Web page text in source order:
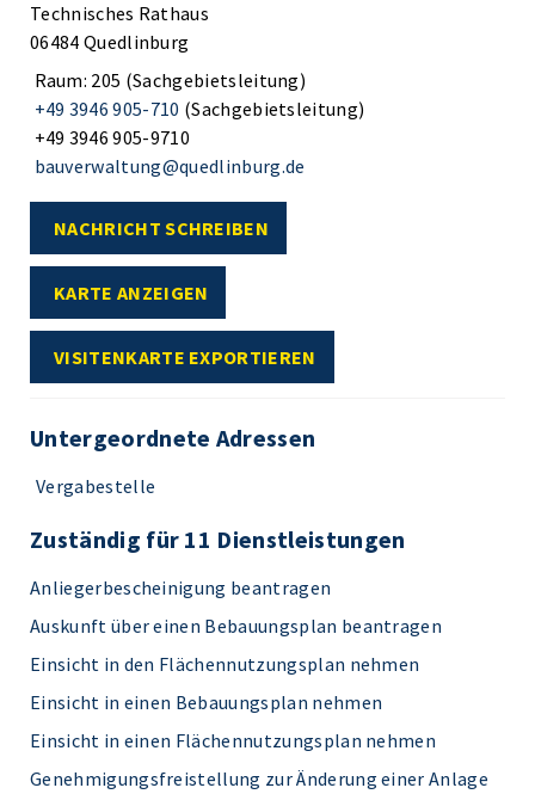
Technisches Rathaus
06484 Quedlinburg
Raum: 205 (Sachgebietsleitung)
+49 3946 905-710 (Sachgebietsleitung)
+49 3946 905-9710
bauverwaltung@quedlinburg.de
NACHRICHT SCHREIBEN
KARTE ANZEIGEN
VISITENKARTE EXPORTIEREN
Untergeordnete Adressen
Vergabestelle
Zuständig für 11 Dienstleistungen
Anliegerbescheinigung beantragen
Auskunft über einen Bebauungsplan beantragen
Einsicht in den Flächennutzungsplan nehmen
Einsicht in einen Bebauungsplan nehmen
Einsicht in einen Flächennutzungsplan nehmen
Genehmigungsfreistellung zur Änderung einer Anlage